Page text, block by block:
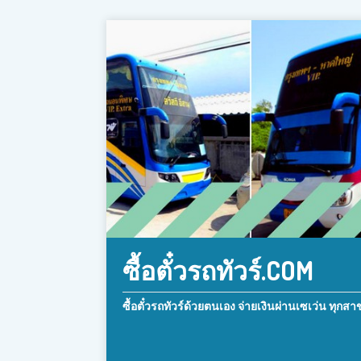
ซื้อตั๋วรถทัวร์.COM
ซื้อตั๋วรถทัวร์ด้วยตนเอง จ่ายเงินผ่านเซเว่น ทุกสา